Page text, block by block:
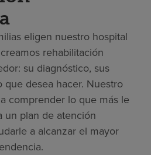
eligen nuestro hospital
rehabilitación
su diagnóstico, sus
desea hacer. Nuestro
comprender lo que más le
un plan de atención
a alcanzar el mayor